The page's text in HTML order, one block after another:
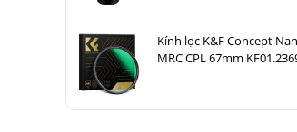
Kính lọc K&F Concept
MRC CPL 67mm